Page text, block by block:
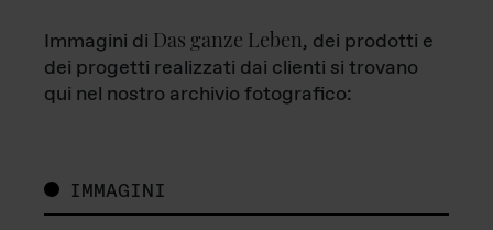
Immagini di Das ganze Leben, dei prodotti e
dei progetti realizzati dai clienti si trovano
qui nel nostro archivio fotografico:
IMMAGINI